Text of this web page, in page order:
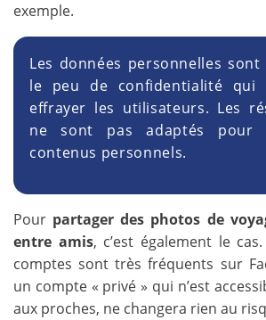
exemple.
Les données personnelles
le peu de confidentialité qui
effrayer les utilisateurs. Les
ne sont pas adaptés pour
contenus personnels.
Pour partager des photos de
entre amis, c’est également le
comptes sont très fréquents sur
un compte « privé » qui n’est
aux proches, ne changera rien au